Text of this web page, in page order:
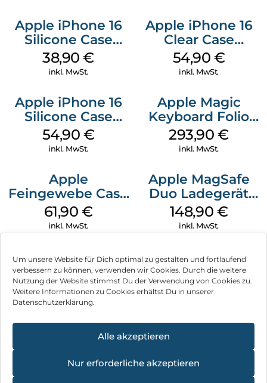
Um unsere Website für Dich optimal zu gestalten und fortlaufend
verbessern zu können, verwenden wir Cookies. Durch die weitere
Nutzung der Website stimmst Du der Verwendung von Cookies zu.
Weitere Informationen zu Cookies erhältst Du in unserer
Datenschutzerklärung.
Alle akzeptieren
Nur erforderliche akzeptieren
Apple iPhone 16
Silicone Case
MagSafe
Ultramarine
38,90€
inkl. MwSt.
Apple iPhone 16
Clear Case
MagSafe
Transparent
54,90 €
inkl. MwSt.
Apple iPhone 16
Silicone Case
MagSafe Black
54,90 €
inkl. MwSt.
Apple Magic
Keyboard Folio
iPad 10.9″ (10.Gen.)
Weiß
293,90€
inkl. MwSt.
Apple
Feingewebe Case
iPhone 15 Pro
MagSafe Schwarz
61,90 €
inkl. MwSt.
Apple MagSafe
Duo Ladegerät
Weiß
148,90 €
inkl. MwSt.
Impressum
Hinweis zur Batterieentsorgung